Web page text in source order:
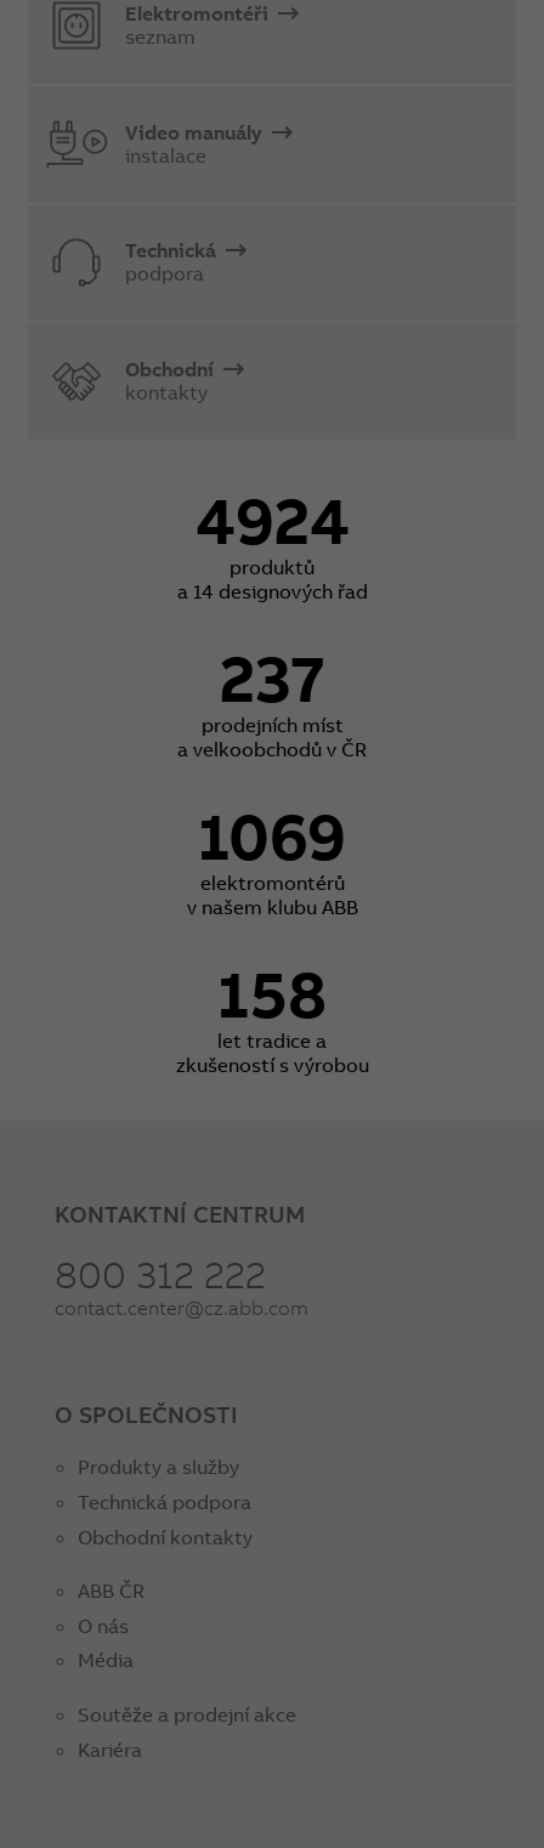
Elektromontéři
seznam
Video manuály
instalace
Technická
podpora
Obchodní
kontakty
4924
produktů
a 14 designových řad
237
prodejních míst
a velkoobchodů v ČR
1069
elektromontérů
v našem klubu ABB
158
let tradice a
zkušeností s výrobou
KONTAKTNÍ CENTRUM
800 312 222
contact.center@cz.abb.com
O SPOLEČNOSTI
Produkty a služby
Technická podpora
Obchodní kontakty
ABB ČR
O nás
Média
Soutěže a prodejní akce
Kariéra